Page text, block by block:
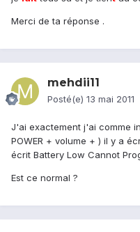
Merci de ta réponse .
mehdii11
Posté(e) 13 mai 2011
J'ai exactement j'ai comme
POWER + volume + ) il y a
écrit Battery Low Cannot
Est ce normal ?